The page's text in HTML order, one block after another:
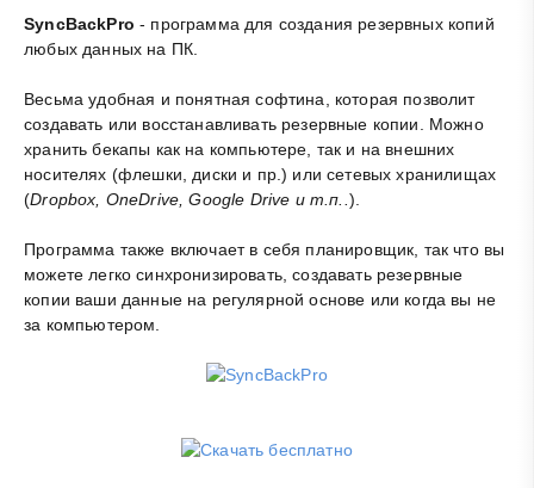
SyncBackPro- программа для создания резервных копий
любых данных на ПК.
Весьма удобная и понятная софтина, которая позволит
создавать или восстанавливать резервные копии. Можно
хранить бекапы как на компьютере, так и на внешних
носителях (флешки, диски и пр.) или сетевых хранилищах
(Dropbox, OneDrive, Google Drive и т.п.. ).
Программа также включает в себя планировщик, так что вы
можете легко синхронизировать, создавать резервные
копии ваши данные на регулярной основе или когда вы не
за компьютером.